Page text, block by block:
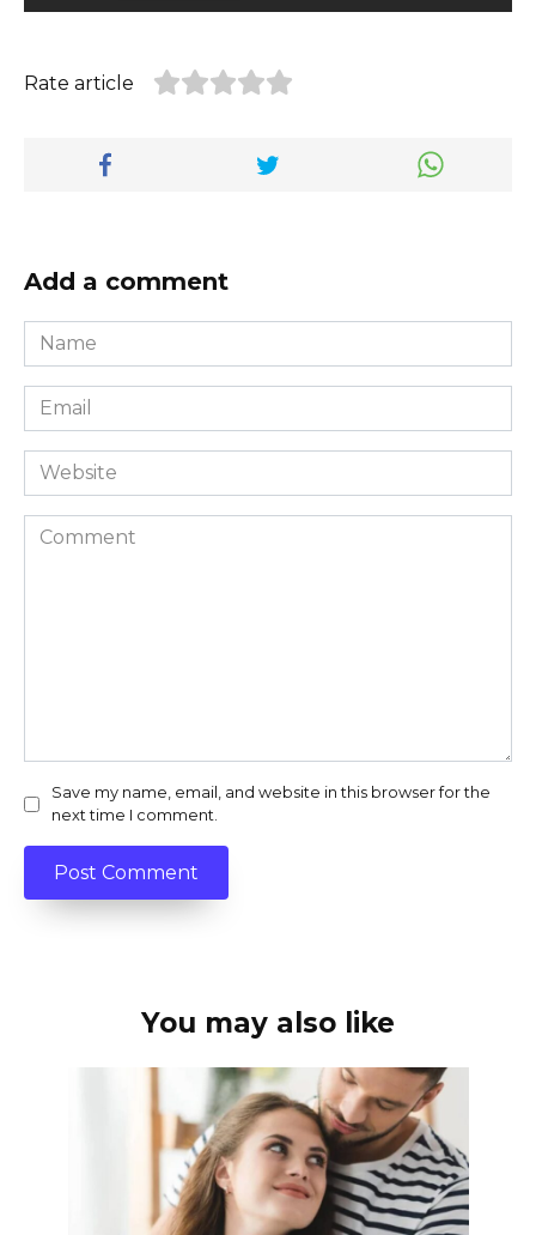
Rate article
Add a comment
Name
*
Email
*
Website
Comment
Save my name, email, and website in this browser for the
next time I comment.
You may also like